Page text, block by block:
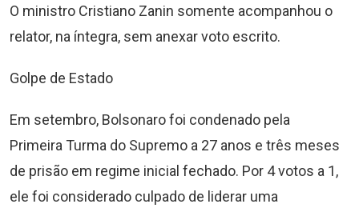
O ministro Cristiano Zanin somente acompanhou o
relator, na íntegra, sem anexar voto escrito.
Golpe de Estado
Em setembro, Bolsonaro foi condenado pela
Primeira Turma do Supremo a 27 anos e três meses
de prisão em regime inicial fechado. Por 4 votos a 1,
ele foi considerado culpado de liderar uma